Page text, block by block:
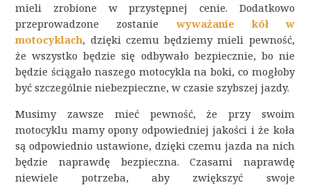
mieli zrobione w przystępnej cenie. Dodatkowo
przeprowadzone zostanie wyważanie kół w
motocyklach, dzięki czemu będziemy mieli pewność,
że wszystko będzie się odbywało bezpiecznie, bo nie
będzie ściągało naszego motocykla na boki, co mogłoby
być szczególnie niebezpieczne, w czasie szybszej jazdy.
Musimy zawsze mieć pewność, że przy swoim
motocyklu mamy opony odpowiedniej jakości i że koła
są odpowiednio ustawione, dzięki czemu jazda na nich
będzie naprawdę bezpieczna. Czasami naprawdę
niewiele potrzeba, aby zwiększyć swoje